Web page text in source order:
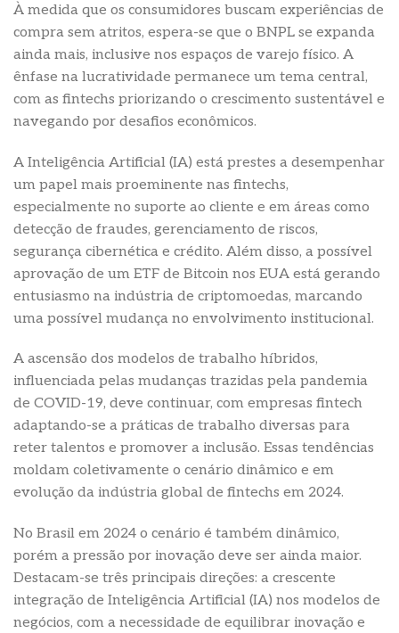
À medida que os consumidores buscam experiências de
compra sem atritos, espera-se que o BNPL se expanda
ainda mais, inclusive nos espaços de varejo físico. A
ênfase na lucratividade permanece um tema central,
com as fintechs priorizando o crescimento sustentável e
navegando por desafios econômicos.
A Inteligência Artificial (IA) está prestes a desempenhar
um papel mais proeminente nas fintechs,
especialmente no suporte ao cliente e em áreas como
detecção de fraudes, gerenciamento de riscos,
segurança cibernética e crédito. Além disso, a possível
aprovação de um ETF de Bitcoin nos EUA está gerando
entusiasmo na indústria de criptomoedas, marcando
uma possível mudança no envolvimento institucional.
A ascensão dos modelos de trabalho híbridos,
influenciada pelas mudanças trazidas pela pandemia
de COVID-19, deve continuar, com empresas fintech
adaptando-se a práticas de trabalho diversas para
reter talentos e promover a inclusão. Essas tendências
moldam coletivamente o cenário dinâmico e em
evolução da indústria global de fintechs em 2024.
No Brasil em 2024 o cenário é também dinâmico,
porém a pressão por inovação deve ser ainda maior.
Destacam-se três principais direções: a crescente
integração de Inteligência Artificial (IA) nos modelos de
negócios, com a necessidade de equilibrar inovação e